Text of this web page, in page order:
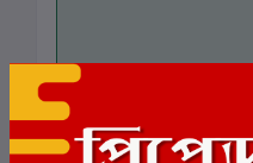
এই বইয়ের জন্য